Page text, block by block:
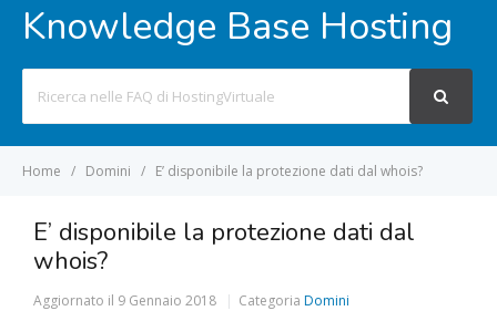
Knowledge Base Hosting
For
Home Domini E’ disponibile la protezione dati dal whois?
E’ disponibile la protezione dati dal
whois?
Aggiornato il 9 Gennaio 2018 Categoria Domini